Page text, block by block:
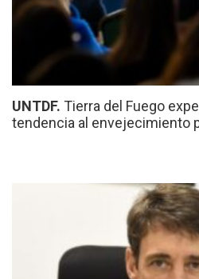
UNTDF. Tierra del Fuego
tendencia al envejecimiento